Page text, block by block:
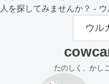
人を探してみませんか？ - ウ
ウル
たのしく、かし